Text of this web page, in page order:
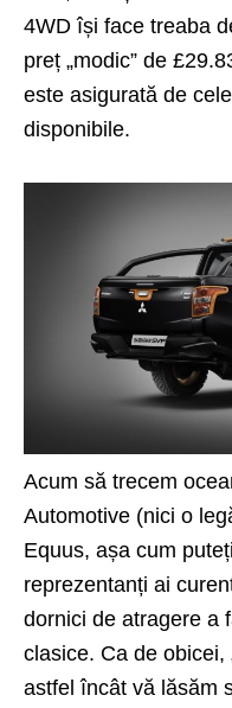
4WD își face treaba
preț „modic” de
este asigurată de
disponibile.
Acum să trecem
Automotive (nici o
Equus, așa cum
reprezentanți ai
dornici de atragere a
clasice. Ca de obicei,
astfel încât vă lăsăm